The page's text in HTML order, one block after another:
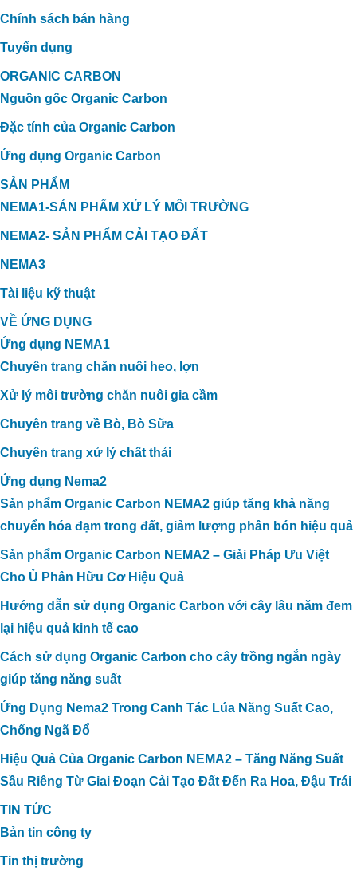
Chính sách bán hàng
Tuyển dụng
ORGANIC CARBON
Nguồn gốc Organic Carbon
Đặc tính của Organic Carbon
Ứng dụng Organic Carbon
SẢN PHẨM
NEMA1-SẢN PHẨM XỬ LÝ MÔI TRƯỜNG
NEMA2- SẢN PHẨM CẢI TẠO ĐẤT
NEMA3
Tài liệu kỹ thuật
VỀ ỨNG DỤNG
Ứng dụng NEMA1
Chuyên trang chăn nuôi heo, lợn
Xử lý môi trường chăn nuôi gia cầm
Chuyên trang về Bò, Bò Sữa
Chuyên trang xử lý chất thải
Ứng dụng Nema2
Sản phẩm Organic Carbon NEMA2 giúp tăng khả năng
chuyển hóa đạm trong đất, giảm lượng phân bón hiệu quả
Sản phẩm Organic Carbon NEMA2 – Giải Pháp Ưu Việt
Cho Ủ Phân Hữu Cơ Hiệu Quả
Hướng dẫn sử dụng Organic Carbon với cây lâu năm đem
lại hiệu quả kinh tế cao
Cách sử dụng Organic Carbon cho cây trồng ngắn ngày
giúp tăng năng suất
Ứng Dụng Nema2 Trong Canh Tác Lúa Năng Suất Cao,
Chống Ngã Đổ
Hiệu Quả Của Organic Carbon NEMA2 – Tăng Năng Suất
Sầu Riêng Từ Giai Đoạn Cải Tạo Đất Đến Ra Hoa, Đậu Trái
TIN TỨC
Bản tin công ty
Tin thị trường